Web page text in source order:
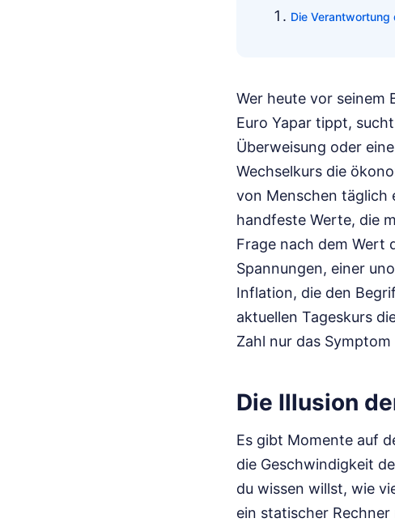
Die Verantwortung
Wer heute vor seinem
Euro Yapar tippt,
Überweisung oder
Wechselkurs die
von Menschen täglich
handfeste Werte, die
Frage nach dem Wert
Spannungen, einer
Inflation, die den
aktuellen Tageskurs
Zahl nur das
Die Illusion
Es gibt Momente auf
die Geschwindigkeit
du wissen willst, wie
ein statischer